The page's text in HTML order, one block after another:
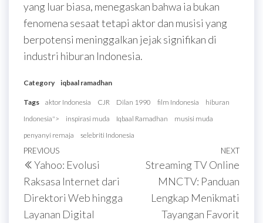
yang luar biasa, menegaskan bahwa ia bukan
fenomena sesaat tetapi aktor dan musisi yang
berpotensi meninggalkan jejak signifikan di
industri hiburan Indonesia.
Category iqbaal ramadhan
Tags aktor Indonesia CJR Dilan 1990 film Indonesia
hiburan
Indonesia">
inspirasi muda Iqbaal Ramadhan
musisi muda
penyanyi remaja
selebriti Indonesia
Post
navigation
Previous
Post
PREVIOUS
Yahoo: Evolusi
Raksasa Internet dari
Direktori Web hingga
Layanan Digital
Next
NEXT
Streaming TV Online
MNCTV: Panduan
Lengkap Menikmati
Tayangan Favorit